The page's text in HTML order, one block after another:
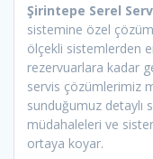
Şirintepe Serel
sistemine özel
ölçekli sistemlerden
rezervuarlara kadar
servis çözümlerimiz
sunduğumuz detaylı
müdahaleleri ve
ortaya koyar.